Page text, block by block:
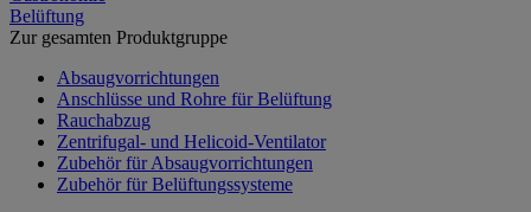
Belüftung
Zur gesamten Produktgruppe
Absaugvorrichtungen
Anschlüsse und Rohre für Belüftung
Rauchabzug
Zentrifugal- und Helicoid-Ventilator
Zubehör für Absaugvorrichtungen
Zubehör für Belüftungssysteme